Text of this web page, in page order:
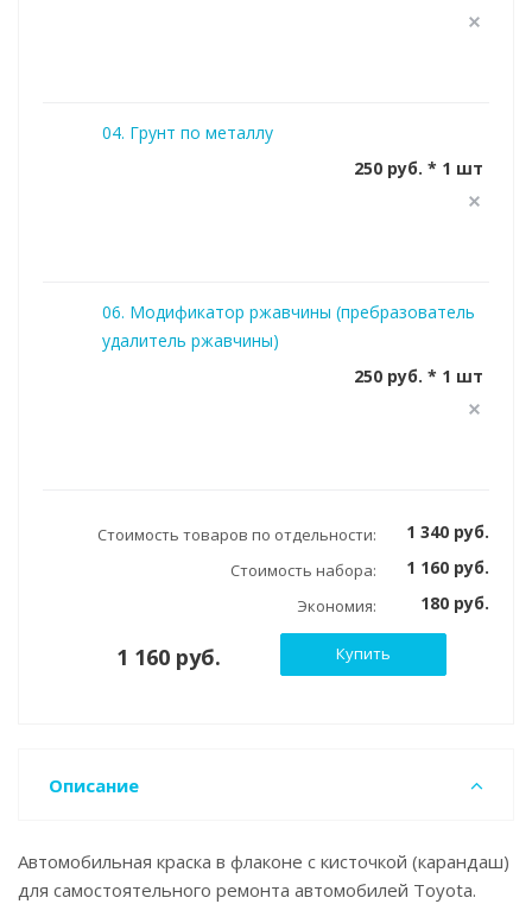
04. Грунт по металлу
250 руб. * 1 шт
06. Модификатор ржавчины (пребразователь
удалитель ржавчины)
250 руб. * 1 шт
Стоимость товаров по отдельности: 1 340 руб.
Стоимость набора: 1 160 руб.
Экономия: 180 руб.
1 160 руб. Купить
Описание
Автомобильная краска в флаконе с кисточкой (карандаш)
для самостоятельного ремонта автомобилей Toyota.